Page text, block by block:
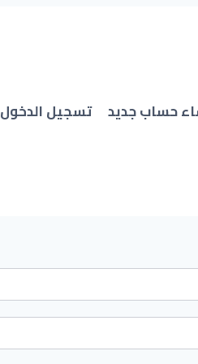
حساب جديد تسجيل الدخول